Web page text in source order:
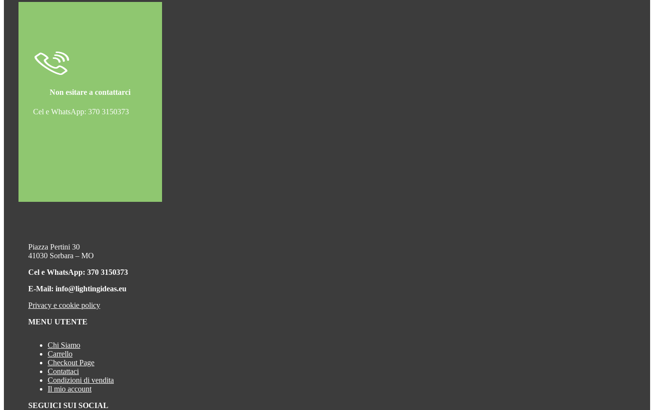
Non esitare a contattarci
Cel e WhatsApp: 370 3150373
Piazza Pertini 30
41030 Sorbara – MO
Cel e WhatsApp: 370 3150373
E-Mail: info@lightingideas.eu
Privacy e cookie policy
MENU UTENTE
Chi Siamo
Carrello
Checkout Page
Contattaci
Condizioni di vendita
Il mio account
SEGUICI SUI SOCIAL